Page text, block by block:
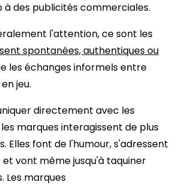
des publicités commerciales.
l'attention, ce sont les
spontanées, authentiques ou
les échanges informels entre
jeu.
directement avec les
marques interagissent de plus
Elles font de l'humour, s'adressent
vont même jusqu'à taquiner
Les marques